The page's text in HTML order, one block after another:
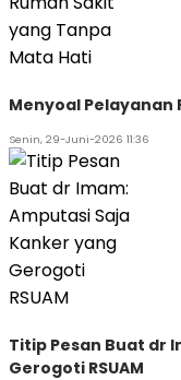
Menyoal Pelayanan
Senin, 29-Juni-2026 11:36
Titip Pesan Buat dr
Gerogoti RSUAM